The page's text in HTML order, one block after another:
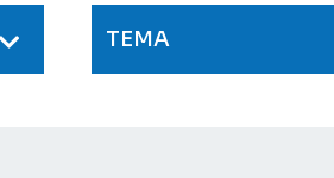
TEMA